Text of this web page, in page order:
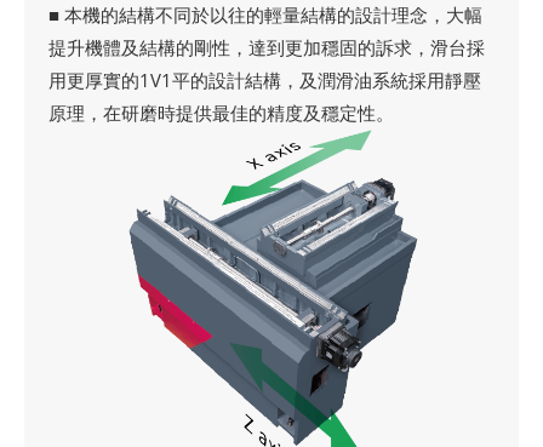
■ 本機的結構不同於以往的輕量結構的設計理念，大幅
提升機體及結構的剛性，達到更加穩固的訴求，滑台採
用更厚實的1V1平的設計結構，及潤滑油系統採用靜壓
原理，在研磨時提供最佳的精度及穩定性。